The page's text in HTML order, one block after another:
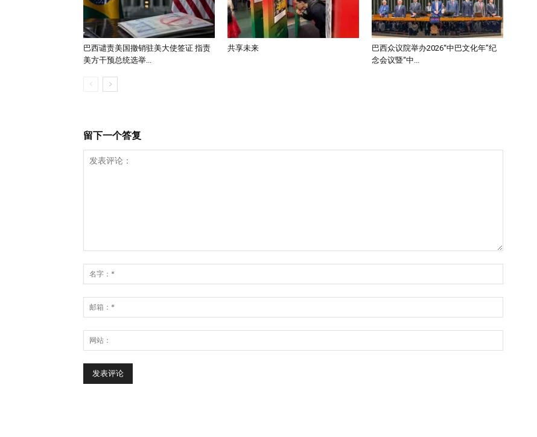
巴西谴责美国撤销驻美大使签证 指责
美方干预总统选举...
共享未来
巴西众议院举办2026“中巴文化年”纪
念会议暨“中...
留下一个答复